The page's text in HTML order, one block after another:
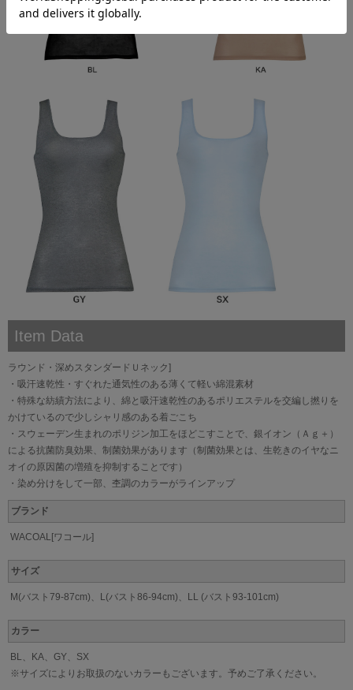
Item Data
ラウンド・深めスタンダードＵネック]
・吸汗速乾性・すぐれた通気性のある薄くて軽い綿混素材
・特殊な紡績方法により、綿と吸汗速乾性のあるポリエステルを交編し撚りを
かけているので少しシャリ感のある着ごこち
・スウェーデン生まれのポリジン加工をほどこすことで、銀イオン（Ａｇ＋）
による抗菌防臭効果、制菌効果があります（制菌効果とは、生乾きのイヤなニ
オイの原因菌の増殖を抑制することです）
・染め分けをして一部、杢調のカラーがラインアップ
ブランド
WACOAL[ワコール]
サイズ
M(バスト79-87cm)、L(バスト86-94cm)、LL (バスト93-101cm)
カラー
BL、KA、GY、SX
※サイズによりお取扱のないカラーもございます。予めご了承ください。